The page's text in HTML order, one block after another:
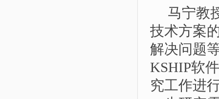
马宁教
技术方案
解决问题
KSHIP软
究工作进